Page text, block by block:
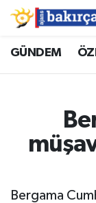
GÜNDEM
Bergama
İzmir
İzmir
İzmir
Süper Lig